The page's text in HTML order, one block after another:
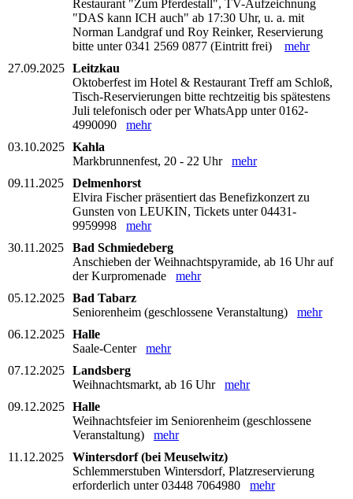
Restaurant "Zum Pferdestall", TV-Aufzeichnung
"DAS kann ICH auch" ab 17:30 Uhr, u. a. mit
Norman Landgraf und Roy Reinker, Reservierung
bitte unter 0341 2569 0877 (Eintritt frei) mehr
27.09.2025 Leitzkau
Oktoberfest im Hotel & Restaurant Treff am Schloß,
Tisch-Reservierungen bitte rechtzeitig bis spätestens
Juli telefonisch oder per WhatsApp unter 0162-
4990090 mehr
03.10.2025 Kahla
Markbrunnenfest, 20 - 22 Uhr mehr
09.11.2025
Delmenhorst
Elvira Fischer präsentiert das Benefizkonzert zu
Gunsten von LEUKIN, Tickets unter 04431-
9959998 mehr
30.11.2025
Bad Schmiedeberg
Anschieben der Weihnachtspyramide, ab 16 Uhr auf
der Kurpromenade mehr
05.12.2025 Bad Tabarz
Seniorenheim (geschlossene Veranstaltung) mehr
06.12.2025 Halle
Saale-Center mehr
07.12.2025 Landsberg
Weihnachtsmarkt, ab 16 Uhr mehr
09.12.2025 Halle
Weihnachtsfeier im Seniorenheim (geschlossene
Veranstaltung) mehr
11.12.2025
Wintersdorf (bei Meuselwitz)
Schlemmerstuben Wintersdorf, Platzreservierung
erforderlich unter 03448 7064980 mehr